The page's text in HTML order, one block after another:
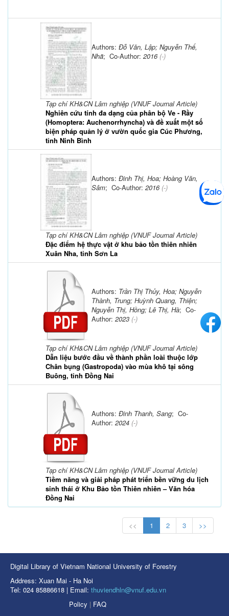
Tạp chí KH&CN Lâm nghiệp (VNUF Journal Article)
Nghiên cứu tính đa dạng của phân bộ Ve - Rầy
(Homoptera: Auchenorrhyncha) và đề xuất một số
biện pháp quản lý ở vườn quốc gia Cúc Phương,
tỉnh Ninh Bình
Authors: Đỗ Văn, Lập; Nguyễn Thế,
Nhã; Co-Author: 2016(-)
Tạp chí KH&CN Lâm nghiệp (VNUF Journal Article)
Đặc điểm hệ thực vật ở khu bảo tồn thiên nhiên
Xuân Nha, tỉnh Sơn La
Authors: Đinh Thị, Hoa; Hoàng Văn,
Sâm; Co-Author: 2016(-)
Tạp chí KH&CN Lâm nghiệp (VNUF Journal Article)
Dẫn liệu bước đầu về thành phần loài thuộc lớp
Chân bụng (Gastropoda) vào mùa khô tại sông
Buông, tỉnh Đồng Nai
Authors: Trần Thị Thủy, Hoa; Nguyễn
Thành, Trung; Huỳnh Quang, Thiện;
Nguyễn Thị, Hồng; Lê Thị, Hà; Co-
Author: 2023 (-)
Tạp chí KH&CN Lâm nghiệp (VNUF Journal Article)
Tiềm năng và giải pháp phát triển bền vững du lịch
sinh thái ở Khu Bảo tồn Thiên nhiên – Văn hóa
Đồng Nai
Authors: Đinh Thanh, Sang; Co-
Author: 2024 (-)
<< 1 2 3 >>
Digital Library of Vietnam National University of Forestry
Address: Xuan Mai - Ha Noi
Tel: 024 85886618 | Email: thuviendhln@vnuf.edu.vn
Policy | FAQ